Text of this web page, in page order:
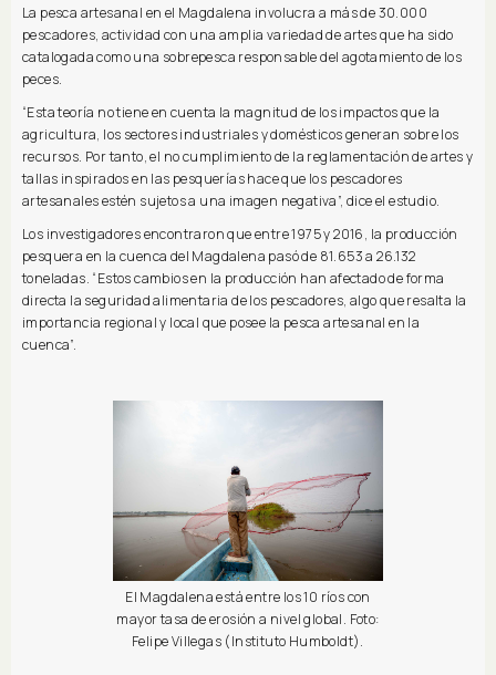
La pesca artesanal en el Magdalena involucra a más de 30.000
pescadores, actividad con una amplia variedad de artes que ha sido
catalogada como una sobrepesca responsable del agotamiento de los
peces.
“Esta teoría no tiene en cuenta la magnitud de los impactos que la
agricultura, los sectores industriales y domésticos generan sobre los
recursos. Por tanto, el no cumplimiento de la reglamentación de artes y
tallas inspirados en las pesquerías hace que los pescadores
artesanales estén sujetos a una imagen negativa”, dice el estudio.
Los investigadores encontraron que entre 1975 y 2016, la producción
pesquera en la cuenca del Magdalena pasó de 81.653 a 26.132
toneladas. “Estos cambios en la producción han afectado de forma
directa la seguridad alimentaria de los pescadores, algo que resalta la
importancia regional y local que posee la pesca artesanal en la
cuenca”.
El Magdalena está entre los 10 ríos con
mayor tasa de erosión a nivel global. Foto:
Felipe Villegas (Instituto Humboldt).